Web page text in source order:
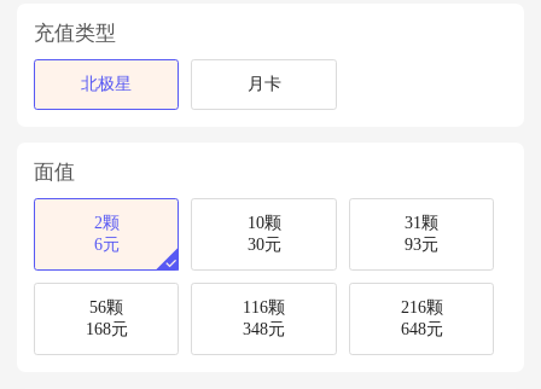
充值类型
北极星 月卡
面值
2颗
6元
10颗
30元
31颗
93元
56颗
168元
116颗
348元
216颗
648元